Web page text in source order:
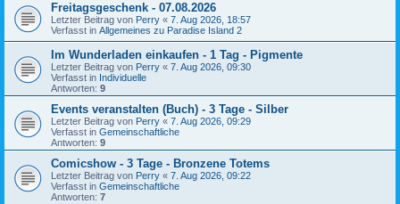
Freitagsgeschenk - 07.08.2026
Letzter Beitrag von Perry « 7. Aug 2026, 18:57
Verfasst in Allgemeines zu Paradise Island 2
Im Wunderladen einkaufen - 1 Tag - Pigmente
Letzter Beitrag von Perry « 7. Aug 2026, 09:30
Verfasst in Individuelle
Antworten: 9
Events veranstalten (Buch) - 3 Tage - Silber
Letzter Beitrag von Perry « 7. Aug 2026, 09:29
Verfasst in Gemeinschaftliche
Antworten: 9
Comicshow - 3 Tage - Bronzene Totems
Letzter Beitrag von Perry « 7. Aug 2026, 09:22
Verfasst in Gemeinschaftliche
Antworten: 7